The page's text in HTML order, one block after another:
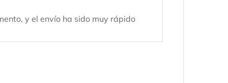
y el envío ha sido muy rápido